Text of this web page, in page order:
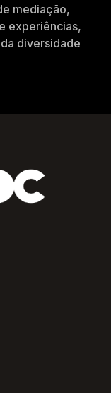
mediação,
experiências,
diversidade